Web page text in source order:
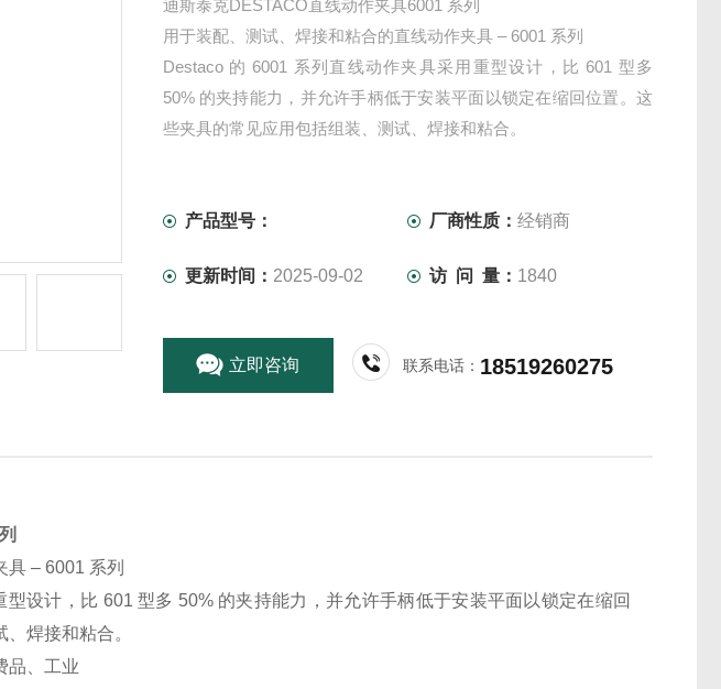
迪斯泰克DESTACO直线动作夹具6001 系列
用于装配、测试、焊接和粘合的直线动作夹具 – 6001 系列
Destaco 的 6001 系列直线动作夹具采用重型设计，比 601 型多
50% 的夹持能力，并允许手柄低于安装平面以锁定在缩回位置。这
些夹具的常见应用包括组装、测试、焊接和粘合。
产品型号：
厂商性质：经销商
更新时间： 2025-09-02 访 问 量： 1840
立即咨询 联系电话： 18519260275
– 6001 系列
设计，比 601 型多 50% 的夹持能力，并允许手柄低于安装平面以锁定在缩回
焊接和粘合。
品、工业